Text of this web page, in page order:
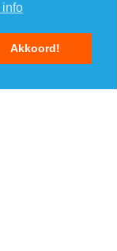
info
Akkoord!